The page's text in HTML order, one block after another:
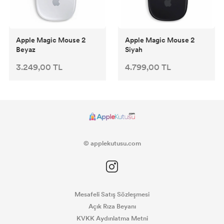
Apple Magic Mouse 2
Beyaz
3.249,00 TL
Apple Magic Mouse 2
Siyah
4.799,00 TL
© applekutusu.com
Mesafeli Satış Sözleşmesi
Açık Rıza Beyanı
KVKK Aydınlatma Metni